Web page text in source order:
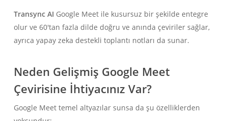
Transync AI Google Meet ile kusursuz bir şekilde entegre
olur ve 60'tan fazla dilde doğru ve anında çeviriler sağlar,
ayrıca yapay zeka destekli toplantı notları da sunar.
Neden Gelişmiş Google Meet
Çevirisine İhtiyacınız Var?
Google Meet temel altyazılar sunsa da şu özelliklerden